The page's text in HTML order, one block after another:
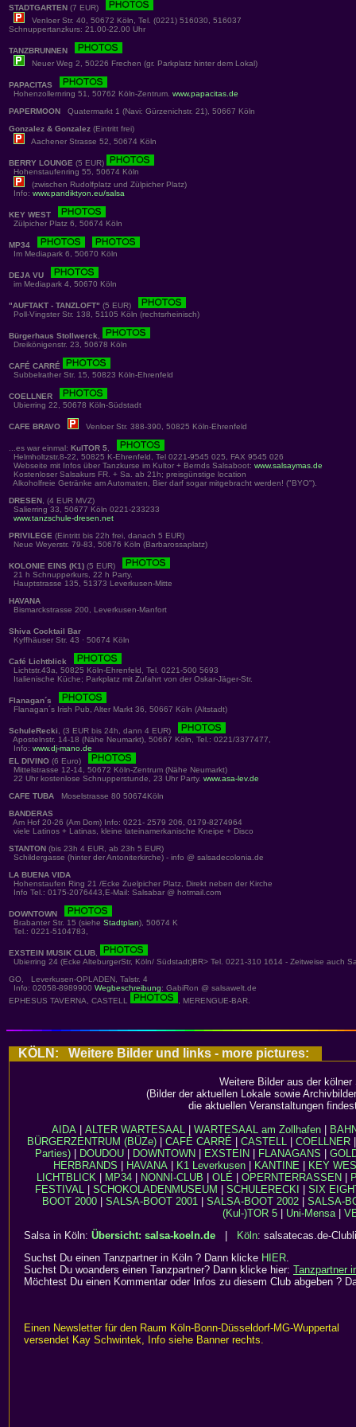
STADTGARTEN (7 EUR)
Venloer Str. 40, 50672 Köln, Tel. (0221) 516030, 516037
Schnuppertanzkurs: 21.00-22.00 Uhr
TANZBRUNNEN
Neuer Weg 2, 50226 Frechen (gr. Parkplatz hinter dem Lokal)
PAPACITAS
Hohenzollernring 51, 50762 Köln-Zentrum. www.papacitas.de
PAPERMOON Quatermarkt 1 (Navi: Gürzenichstr. 21), 50667 Köln
Gonzalez & Gonzalez (Eintritt frei)
Aachener Strasse 52, 50674 Köln
BERRY LOUNGE (5 EUR)
Hohenstaufenring 55, 50674 Köln
(zwischen Rudolfplatz und Zülpicher Platz)
Info: www.pandiktyon.eu/salsa
KEY WEST
Zülpicher Platz 6, 50674 Köln
MP34
Im Mediapark 6, 50670 Köln
DEJA VU
im Mediapark 4, 50670 Köln
"AUFTAKT - TANZLOFT" (5 EUR)
Poll-Vingster Str. 138, 51105 Köln (rechtsrheinisch)
Bürgerhaus Stollwerck,
Dreikönigenstr. 23, 50678 Köln
CAFÉ CARRÉ
Subbelrather Str. 15, 50823 Köln-Ehrenfeld
COELLNER
Ubierring 22, 50678 Köln-Südstadt
CAFE BRAVO Venloer Str. 388-390, 50825 Köln-Ehrenfeld
...es war einmal: KulTOR 5,
Helmholtzstr.8-22, 50825 K-Ehrenfeld, Tel 0221-9545 025, FAX 9545 026
Webseite mit Infos über Tanzkurse im Kultor + Bernds Salsaboot: www.salsaymas.de
Kostenloser Salsakurs FR. + Sa. ab 21h; preisgünstige location
Alkoholfreie Getränke am Automaten, Bier darf sogar mitgebracht werden! ("BYO").
DRESEN, (4 EUR MVZ)
Salierring 33, 50677 Köln 0221-233233
www.tanzschule-dresen.net
PRIVILEGE (Eintritt bis 22h frei, danach 5 EUR)
Neue Weyerstr. 79-83, 50676 Köln (Barbarossaplatz)
KOLONIE EINS (K1) (5 EUR)
21 h Schnupperkurs, 22 h Party.
Hauptstrasse 135, 51373 Leverkusen-Mitte
HAVANA
Bismarckstrasse 200, Leverkusen-Manfort
Shiva Cocktail Bar
Kyffhäuser Str. 43 · 50674 Köln
Café Lichtblick
Lichtstr.43a, 50825 Köln-Ehrenfeld, Tel. 0221-500 5693
Italienische Küche; Parkplatz mit Zufahrt von der Oskar-Jäger-Str.
Flanagan´s
Flanagan´s Irish Pub, Alter Markt 36, 50667 Köln (Altstadt)
SchuleRecki, (3 EUR bis 24h, dann 4 EUR)
Apostelnstr. 14-18 (Nähe Neumarkt), 50667 Köln, Tel.: 0221/3377477,
Info: www.dj-mano.de
EL DIVINO (6 Euro)
Mittelstrasse 12-14, 50672 Köln-Zentrum (Nähe Neumarkt)
22 Uhr kostenlose Schnupperstunde, 23 Uhr Party. www.asa-lev.de
CAFE TUBA Moselstrasse 80 50674Köln
BANDERAS
Am Hof 20-26 (Am Dom) Info: 0221- 2579 206, 0179-8274964
viele Latinos + Latinas, kleine lateinamerkanische Kneipe + Disco
STANTON (bis 23h 4 EUR, ab 23h 5 EUR)
Schildergasse (hinter der Antoniterkirche) - info @ salsadecolonia.de
LA BUENA VIDA
Hohenstaufen Ring 21 /Ecke Zuelpicher Platz, Direkt neben der Kirche
Info Tel.: 0175-2076443,E-Mail: Salsabar @ hotmail.com
DOWNTOWN
Brabanter Str. 15 (siehe Stadtplan), 50674 K
Tel.: 0221-5104783,
EXSTEIN MUSIK CLUB,
Ubierring 24 (Ecke AlteburgerStr, Köln/ Südstadt)BR> Tel. 0221-310 1614 - Zeitweise auch
GO, Leverkusen-OPLADEN, Talstr. 4
Info: 02058-8989900 Wegbeschreibung: GabiRon @ salsawelt.de
EPHESUS TAVERNA, CASTELL
, MERENGUE-BAR.
KÖLN: Weitere Bilder und links - more pictures:
Weitere Bilder aus der kölner
(Bilder der aktuellen Lokale sowie
die aktuellen Veranstaltungen
AIDA| ALTER WARTESAAL| WARTESAAL am Zollhafen|
BÜRGERZENTRUM (BÜZe)
CAFÉ CARRÉ CASTELL COELLNER
Parties)| DOUDOU| DOWNTOWN EXSTEIN FLANAGANS
HERBRANDS
HAVANA K1 Leverkusen KANTINE
KEY
LICHTBLICK| MP34| NONNI-CLUB OLÉ| OPERNTERRASSEN
FESTIVAL| SCHOKOLADENMUSEUM SCHULERECKI
SIX
BOOT 2000| SALSA-BOOT 2001| SALSA-BOOT 2002| SALSA-
(Kul-)TOR 5| Uni-Mensa|
Salsa in Köln: Übersicht: salsa-koeln.de Köln: salsatecas.de-
Suchst Du einen Tanzpartner in Köln ? Dann klicke HIER.
Suchst Du woanders einen Tanzpartner? Dann klicke hier: Tanzpartner
Möchtest Du einen Kommentar oder Infos zu diesem Club abgeben ?
Einen Newsletter für den Raum Köln-Bonn-Düsseldorf-MG-Wuppertal
versendet Kay Schwintek, Info siehe Banner rechts.